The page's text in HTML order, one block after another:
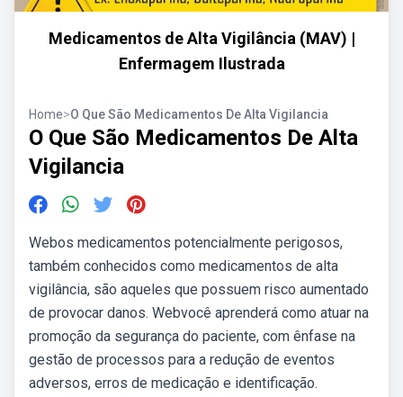
Medicamentos de Alta Vigilância (MAV) |
Enfermagem Ilustrada
Home>O Que São Medicamentos De Alta Vigilancia
O Que São Medicamentos De Alta
Vigilancia
Webos medicamentos potencialmente perigosos,
também conhecidos como medicamentos de alta
vigilância, são aqueles que possuem risco aumentado
de provocar danos. Webvocê aprenderá como atuar na
promoção da segurança do paciente, com ênfase na
gestão de processos para a redução de eventos
adversos, erros de medicação e identificação.